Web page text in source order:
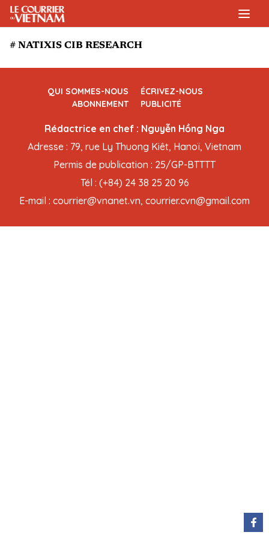
# NATIXIS CIB RESEARCH
QUI SOMMES-NOUS
ÉCRIVEZ-NOUS
ABONNEMENT
PUBLICITÉ
Rédactrice en chef : Nguyễn Hồng Nga
Adresse : 79, rue Ly Thuong Kiêt, Hanoï, Vietnam
Permis de publication : 25/GP-BTTTT
Tél : (+84) 24 38 25 20 96
E-mail : courrier@vnanet.vn, courrier.cvn@gmail.com